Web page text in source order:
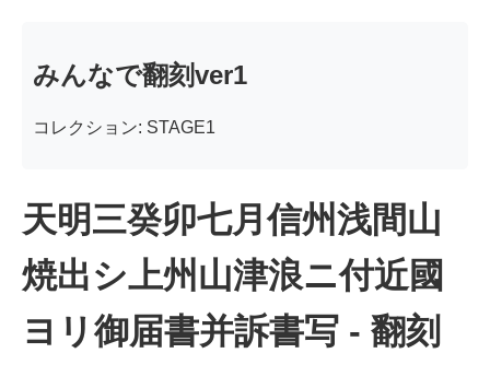
みんなで翻刻ver1
コレクション: STAGE1
天明三癸卯七月信州浅間山
焼出シ上州山津浪ニ付近國
ヨリ御届書并訴書写 - 翻刻